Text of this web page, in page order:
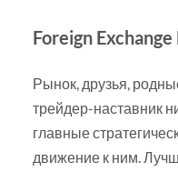
Foreign
Рынок, друзья,
трейдер-наставник
главные
движение к ним.